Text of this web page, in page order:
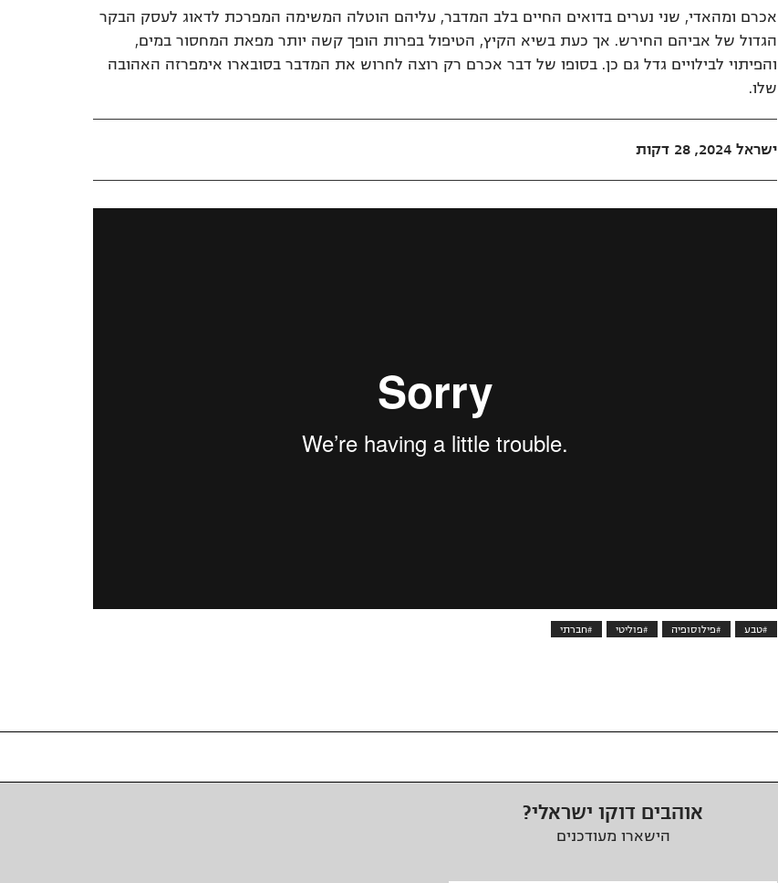
אכרם ומהאדי, שני נערים בדואים החיים בלב המדבר, עליהם הוטלה המשימה המפרכת לדאוג לעסק הבקר
הגדול של אביהם החירש. אך כעת בשיא הקיץ, הטיפול בפרות הופך קשה יותר מפאת המחסור במים,
והפיתוי לבילויים גדל גם כן. בסופו של דבר אכרם רק רוצה לחרוש את המדבר בסובארו אימפרזה האהובה
שלו.
ישראל 2024, 28 דקות
#טבע #פילוסופיה #פוליטי #חברתי
אוהבים דוקו ישראלי?
הישארו מעודכנים